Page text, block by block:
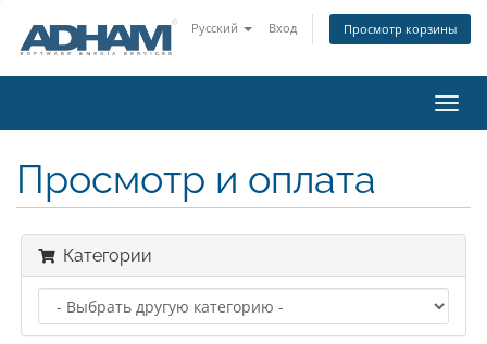
Русский Вход Просмотр корзины
Просмотр и оплата
Категории